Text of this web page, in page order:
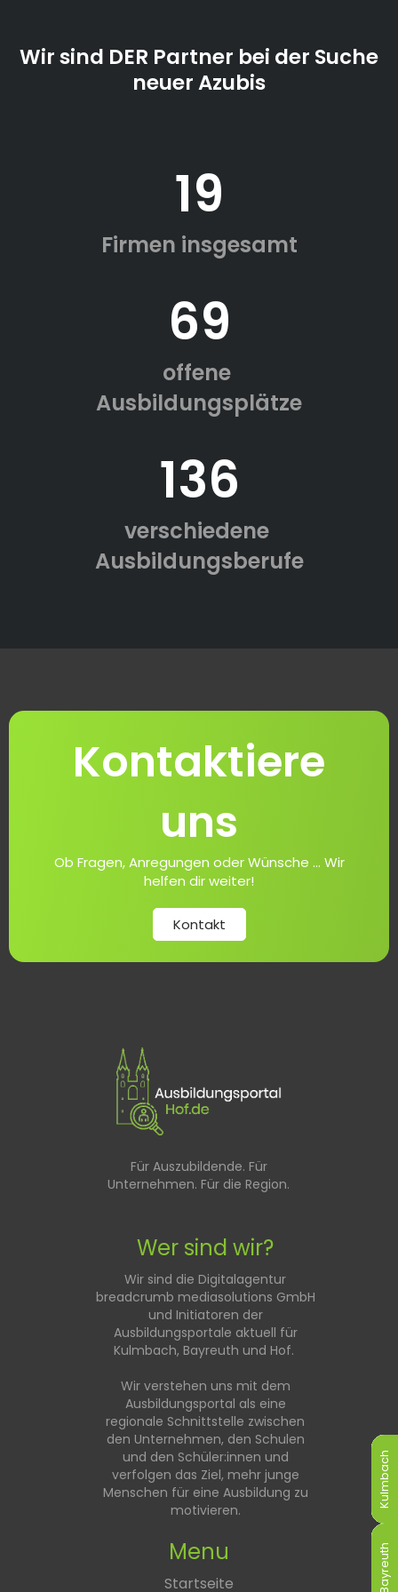
Kulmbach
Bayreuth
Kulmbach
Bayreuth
Kulmbach
Bayreuth
Kulmbach
Bayreuth
Kulmbach
Bayreuth
Kulmbach
Bayreuth
Wir sind DER Partner bei der Suche
neuer Azubis
19
Firmen insgesamt
69
offene
Ausbildungsplätze
136
verschiedene
Ausbildungsberufe
Kontaktiere
uns
Ob Fragen, Anregungen oder Wünsche ... Wir
helfen dir weiter!
Kontakt
Für Auszubildende. Für
Unternehmen. Für die Region.
Wer sind wir?
Wir sind die Digitalagentur
breadcrumb mediasolutions GmbH
und Initiatoren der
Ausbildungsportale aktuell für
Kulmbach, Bayreuth und Hof.
Wir verstehen uns mit dem
Ausbildungsportal als eine
regionale Schnittstelle zwischen
den Unternehmen, den Schulen
und den Schüler:innen und
verfolgen das Ziel, mehr junge
Menschen für eine Ausbildung zu
motivieren.
Menu
Startseite